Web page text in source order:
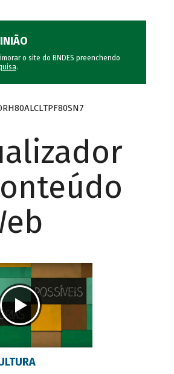
o site do BNDES preenchendo
.